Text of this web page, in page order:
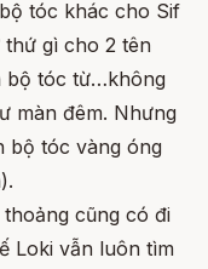
tóc khác cho Sif
gì cho 2 tên
bộ tóc từ…không
màn đêm. Nhưng
bộ tóc vàng óng
cũng có đi
Loki vẫn luôn tìm